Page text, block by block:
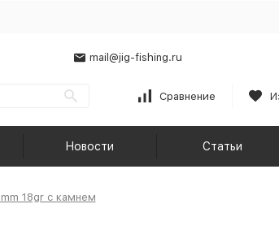
mail@jig-fishing.ru
Сравнение
Новости Статьи
18gr c камнем